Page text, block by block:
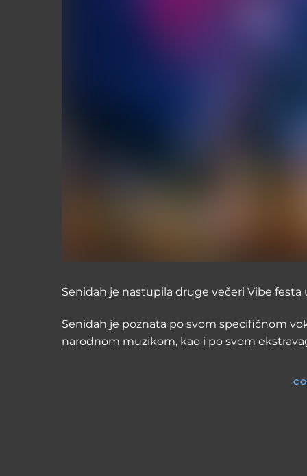
Senidah je nastupila druge večeri Vibe festa
Senidah je poznata po svom specifičnom
narodnom muzikom, kao i po svom